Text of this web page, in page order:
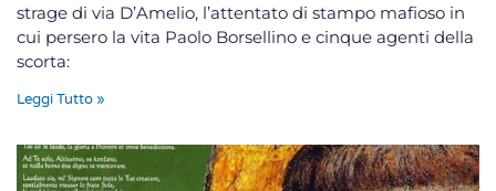
strage di via D’Amelio, l’attentato di stampo mafioso in
cui persero la vita Paolo Borsellino e cinque agenti della
scorta:
Leggi Tutto »